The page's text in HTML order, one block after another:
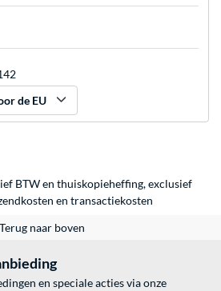
de EU
BTW en thuiskopieheffing, exclusief
en transactiekosten
Terug naar boven
en speciale acties via onze